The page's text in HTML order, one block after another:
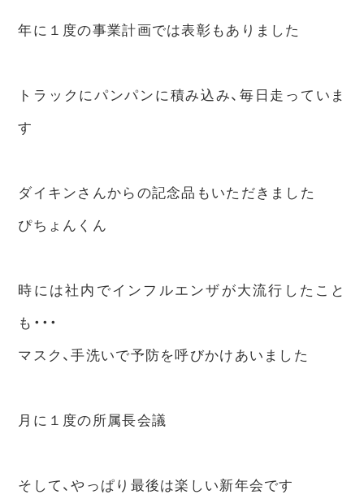
年に１度の事業計画では表彰もありました
トラックにパンパンに積み込み、毎日走っていま
す
ダイキンさんからの記念品もいただきました
ぴちょんくん
時には社内でインフルエンザが大流行したこと
も・・・
マスク、手洗いで予防を呼びかけあいました
月に１度の所属長会議
そして、やっぱり最後は楽しい新年会です